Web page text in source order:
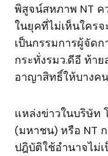
พิสูจน์สหภาพ NT ค
ในยุคที่ไม่เห็นใคร
เป็นกรรมการผู้จัด
กระทั่งรมว.ดีอี ท้า
อาญาสิทธิ์ให้บางค
แหล่งข่าวในบริษัท
(มหาชน) หรือ NT
ปฎิบัติใช้อำนาจไม่